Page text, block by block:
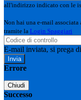
all'indirizzo indicato con le
Non hai una e-mail
tramite la Login Spaggiari
E-mail inviata, si prega
Errore
Chiudi
Successo